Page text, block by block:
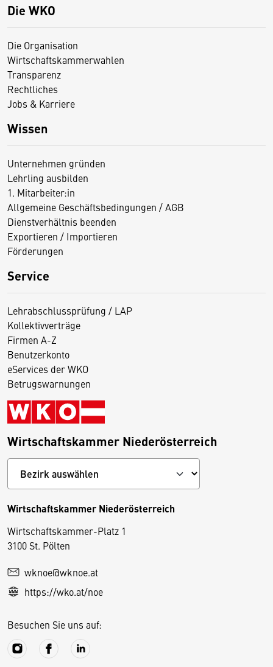
Die WKO
Die Organisation
Wirtschaftskammerwahlen
Transparenz
Rechtliches
Jobs & Karriere
Wissen
Unternehmen gründen
Lehrling ausbilden
1. Mitarbeiter:in
Allgemeine Geschäftsbedingungen / AGB
Dienstverhältnis beenden
Exportieren / Importieren
Förderungen
Service
Lehrabschlussprüfung / LAP
Kollektivverträge
Firmen A-Z
Benutzerkonto
eServices der WKO
Betrugswarnungen
Wirtschaftskammer Niederösterreich
Wirtschaftskammer Niederösterreich
Wirtschaftskammer-Platz 1
3100 St. Pölten
wknoe@wknoe.at
https://wko.at/noe
Besuchen Sie uns auf:
D
e
s
S
e